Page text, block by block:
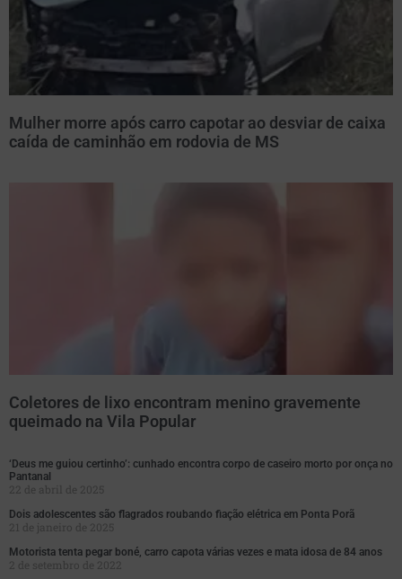
Mulher morre após carro capotar ao desviar de caixa
caída de caminhão em rodovia de MS
Coletores de lixo encontram menino gravemente
queimado na Vila Popular
‘Deus me guiou certinho’: cunhado encontra corpo de caseiro morto por onça no
Pantanal
22 de abril de 2025
Dois adolescentes são flagrados roubando fiação elétrica em Ponta Porã
21 de janeiro de 2025
Motorista tenta pegar boné, carro capota várias vezes e mata idosa de 84 anos
2 de setembro de 2022